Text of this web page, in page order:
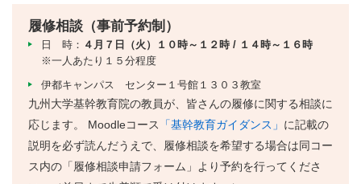
履修相談（事前予約制）
日 時： ４月７日（火）１０時～１２時 / １４時～１６時
※一人あたり１５分程度
伊都キャンパス センター１号館１３０３教室
九州大学基幹教育院の教員が、皆さんの履修に関する相談に
応じます。 Moodleコース
「基幹教育ガイダンス」 に記載の
説明を必ず読んだうえで、履修相談を希望する場合は同コー
ス内の「履修相談申請フォーム」より予約を行ってくださ